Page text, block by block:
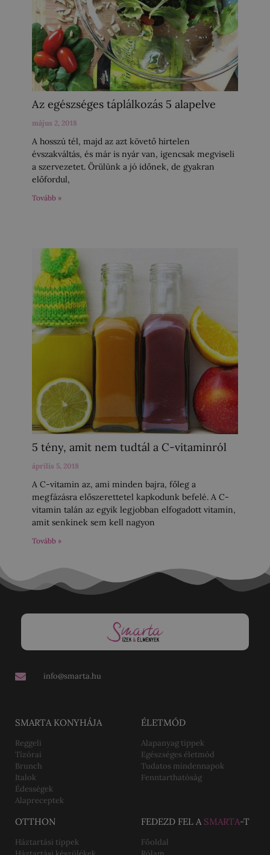
Az egészséges táplálkozás 5 alapelve
május 2, 2018
A hosszú tél, majd az azt követő hirtelen
évszakváltás, és már is nyár van, igencsak megviseli
a szervezetet. Örülünk a jó időnek, de gyakran
előfordul,
Tovább »
5 tény, amit nem tudtál a C-vitaminról
április 5, 2018
A C-vitamin az, ami minden bajra, főleg a
megfázásra előszerettetel kapkodunk befelé. A C-
vitamin talán az egyik legjobban elfogadott vitamin,
amit senkinek sem kell nagyon
Tovább »
info@smarta.hu
SMARTA KONYHÁJA
Reggeli
Tízórai
Brunch
Italok
Édességek
Alapreceptek
ÉLETMÓD
Alapanyag tippek
Egészséges életmód
Tudatos mindennapok
Fenntarthatóság
OTTHON
Háztartási tippek
FEDEZD FEL A SMARTA-T
Főoldal